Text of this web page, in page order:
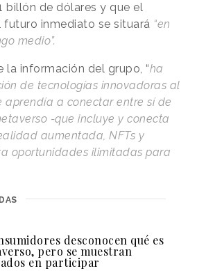
billón de dólares y que el
futuro inmediato se situará “en
medio”.
la información del grupo, “ha
de tecnologías innovadoras al
aprendía a conectar entre sí de
-que incluye y conecta
aumentada, NFTs y
oportunidades ilimitadas para
desconocen qué es
pero se muestran
en participar